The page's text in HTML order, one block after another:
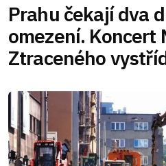
Prahu čekají dva
omezení. Koncert
Ztraceného